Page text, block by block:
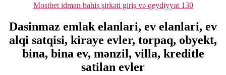
Categorías
Mostbet idman bahis şirkəti giriş və qeydiyyat 130
Dasinmaz emlak elanlari, ev elanlari, ev
alqi satqisi, kiraye evler, torpaq, obyekt,
bina, bina ev, mənzil, villa, kreditle
satilan evler